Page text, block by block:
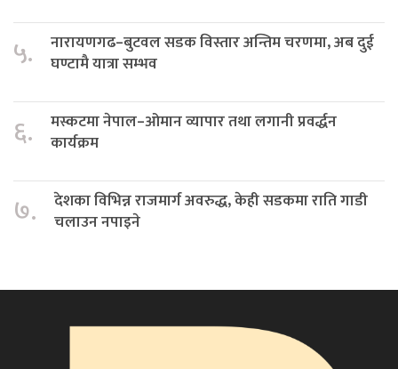
५.
नारायणगढ–बुटवल सडक विस्तार अन्तिम चरणमा, अब दुई
घण्टामै यात्रा सम्भव
६.
मस्कटमा नेपाल–ओमान व्यापार तथा लगानी प्रवर्द्धन
कार्यक्रम
७.
देशका विभिन्न राजमार्ग अवरुद्ध, केही सडकमा राति गाडी
चलाउन नपाइने